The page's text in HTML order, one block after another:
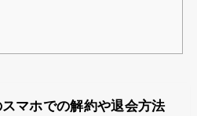
マホでの解約や退会方法